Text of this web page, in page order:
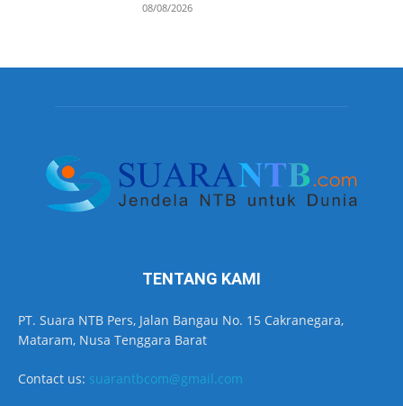
08/08/2026
TENTANG KAMI
PT. Suara NTB Pers, Jalan Bangau No. 15 Cakranegara,
Mataram, Nusa Tenggara Barat
Contact us: suarantbcom@gmail.com